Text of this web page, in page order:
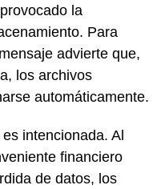
la
Para
advierte que,
los archivos
automáticamente.
intencionada. Al
financiero
de datos, los